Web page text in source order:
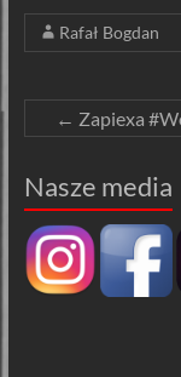
Rafał Bogdan
← Zapiexa
Nasze media